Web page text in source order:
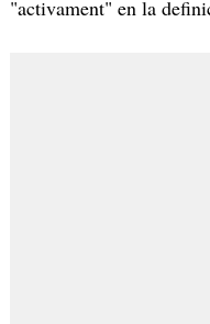
"activament" en la